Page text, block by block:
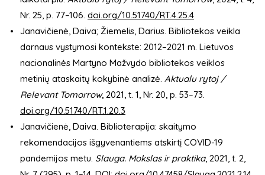
Nr. 25, p. 77–106. doi.org/10.51740/RT.4.25.4
Janavičienė, Daiva; Žiemelis, Darius. Bibliotekos veikla
darnaus vystymosi kontekste: 2012–2021 m. Lietuvos
nacionalinės Martyno Mažvydo bibliotekos veiklos
metinių ataskaitų kokybinė analizė. Aktualu rytoj /
Relevant Tomorrow, 2021, t. 1, Nr. 20, p. 53–73.
doi.org/10.51740/RT.1.20.3
Janavičienė, Daiva. Biblioterapija: skaitymo
rekomendacijos išgyvenantiems atskirtį COVID-19
pandemijos metu. Slauga. Mokslas ir praktika, 2021, t. 2,